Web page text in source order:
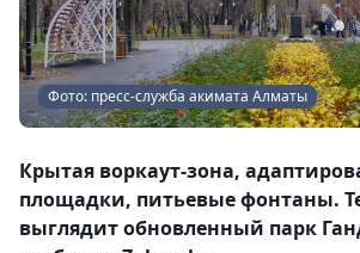
Фото: пресс-служба акимата Алматы
Крытая воркаут-зона,
площадки, питьевые фонтаны.
выглядит обновленный парк